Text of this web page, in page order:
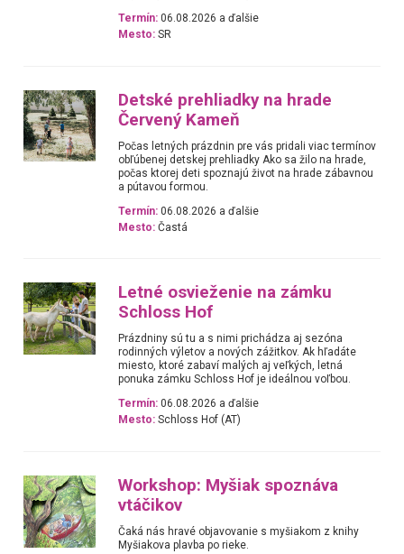
Termín: 06.08.2026 a ďalšie
Mesto: SR
Detské prehliadky na hrade
Červený Kameň
Počas letných prázdnin pre vás pridali viac termínov
obľúbenej detskej prehliadky Ako sa žilo na hrade,
počas ktorej deti spoznajú život na hrade zábavnou
a pútavou formou.
Termín: 06.08.2026 a ďalšie
Mesto: Častá
Letné osvieženie na zámku
Schloss Hof
Prázdniny sú tu a s nimi prichádza aj sezóna
rodinných výletov a nových zážitkov. Ak hľadáte
miesto, ktoré zabaví malých aj veľkých, letná
ponuka zámku Schloss Hof je ideálnou voľbou.
Termín: 06.08.2026 a ďalšie
Mesto: Schloss Hof (AT)
Workshop: Myšiak spoznáva
vtáčikov
Čaká nás hravé objavovanie s myšiakom z knihy
Myšiakova plavba po rieke.